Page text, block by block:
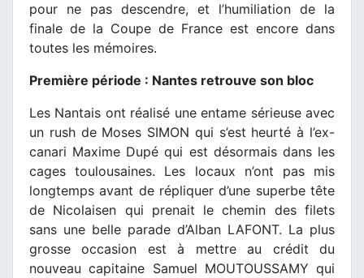
pour ne pas descendre, et l’humiliation de la
finale de la Coupe de France est encore dans
toutes les mémoires.
Première période : Nantes retrouve son bloc
Les Nantais ont réalisé une entame sérieuse avec
un rush de Moses SIMON qui s’est heurté à l’ex-
canari Maxime Dupé qui est désormais dans les
cages toulousaines. Les locaux n’ont pas mis
longtemps avant de répliquer d’une superbe tête
de Nicolaisen qui prenait le chemin des filets
sans une belle parade d’Alban LAFONT. La plus
grosse occasion est à mettre au crédit du
nouveau capitaine Samuel MOUTOUSSAMY qui